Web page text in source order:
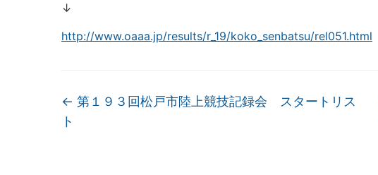
↓
http://www.oaaa.jp/results/r_19/koko_senbatsu/rel051.html
← 第１９３回松戸市陸上競技記録会 スタートリス
ト